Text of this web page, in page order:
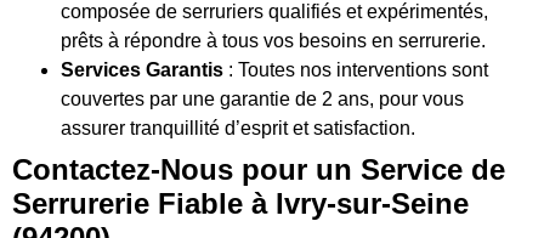
composée de serruriers qualifiés et expérimentés,
prêts à répondre à tous vos besoins en serrurerie.
Services Garantis : Toutes nos interventions sont
couvertes par une garantie de 2 ans, pour vous
assurer tranquillité d’esprit et satisfaction.
Contactez-Nous pour un Service de
Serrurerie Fiable à Ivry-sur-Seine